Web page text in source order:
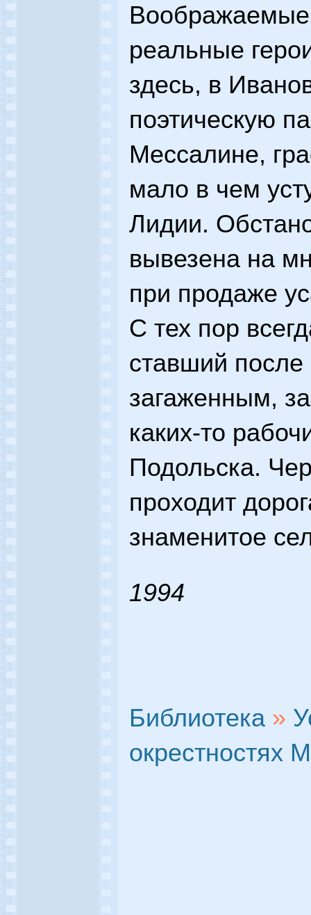
реальные
здесь, в
поэтическую
Мессалине,
мало в чем
Лидии.
вывезена на
при продаже
С тех пор
ставший после
загаженным,
каких-то
Подольска.
проходит
знаменитое
1994
Библиотека »
окрестностях